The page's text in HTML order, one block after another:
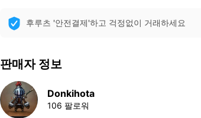
후루츠 '안전결제'하고 걱정없이 거래하세요
판매자 정보
Donkihota
106 팔로워